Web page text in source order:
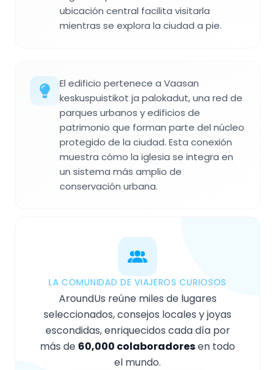
ubicación central facilita visitarla
mientras se explora la ciudad a pie.
El edificio pertenece a Vaasan
keskuspuistikot ja palokadut, una red de
parques urbanos y edificios de
patrimonio que forman parte del núcleo
protegido de la ciudad. Esta conexión
muestra cómo la iglesia se integra en
un sistema más amplio de
conservación urbana.
LA COMUNIDAD DE VIAJEROS CURIOSOS
AroundUs reúne miles de lugares
seleccionados, consejos locales y joyas
escondidas, enriquecidos cada día por
más de 60,000 colaboradoresen todo
el mundo.